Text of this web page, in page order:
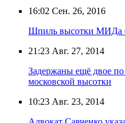
16:02 Сен. 26, 2016
Шпиль высотки МИДа
21:23 Авг. 27, 2014
Задержаны ещё двое
московской высотки
10:23 Авг. 23, 2014